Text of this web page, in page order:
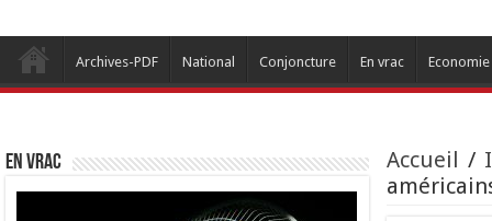
Archives-PDF National Conjoncture En vrac Economie
Accueil /
EN VRAC